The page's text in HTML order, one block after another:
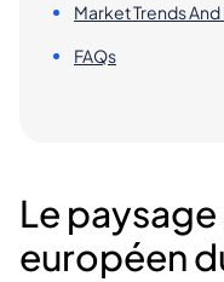
Market Trends
FAQs
Le
européen